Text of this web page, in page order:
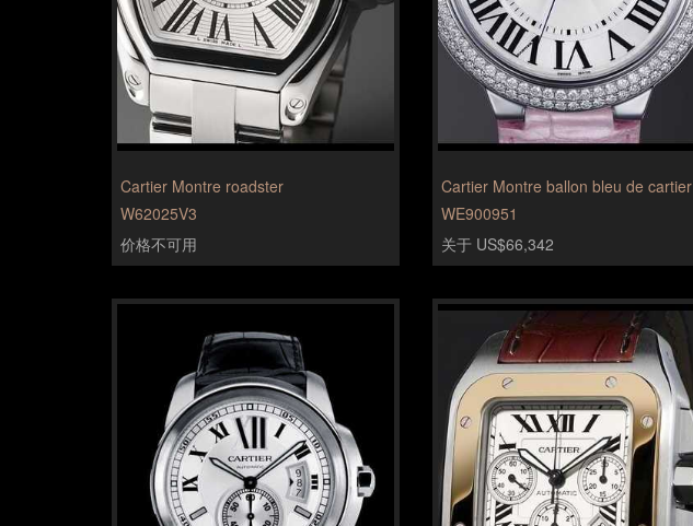
Cartier Montre roadster
W62025V3
价格不可用
Cartier Montre ballon bleu de cartier
WE900951
关于 US$66,342